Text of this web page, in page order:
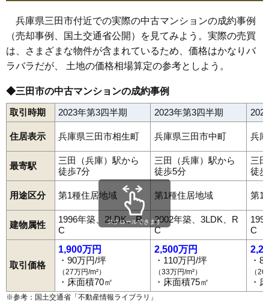
兵庫県三田市付近での実際の中古マンションの成約事例
（売却事例、国土交通省公開）を見てみよう。実際の売買
は、さまざまな物件が含まれているため、価格はかなりバ
ラバラだが、 土地の価格相場算定の参考としよう。
◆三田市の中古マンションの成約事例
取引時期 2023年第3四半期 2023年第3四半期
住居表示 兵庫県三田市相生町 兵庫県三田市中町 兵
最寄駅
三田（兵庫）駅から
徒歩7分
三田（兵庫）駅から
徒歩5分
三
徒
用途区分 第1種住居地域 第1種住居地域 第1
建物属性
1996年築、2LDK、R
C
2002年築、3LDK、R
C
C
取引価格
1,900万円
・90万円/坪
（27万円/m²）
・床面積70㎡
2,500万円
・110万円/坪
（33万円/m²）
・床面積75㎡
・
（
・
スクロールできます
※参考：国土交通省「 不動産情報ライブラリ 」